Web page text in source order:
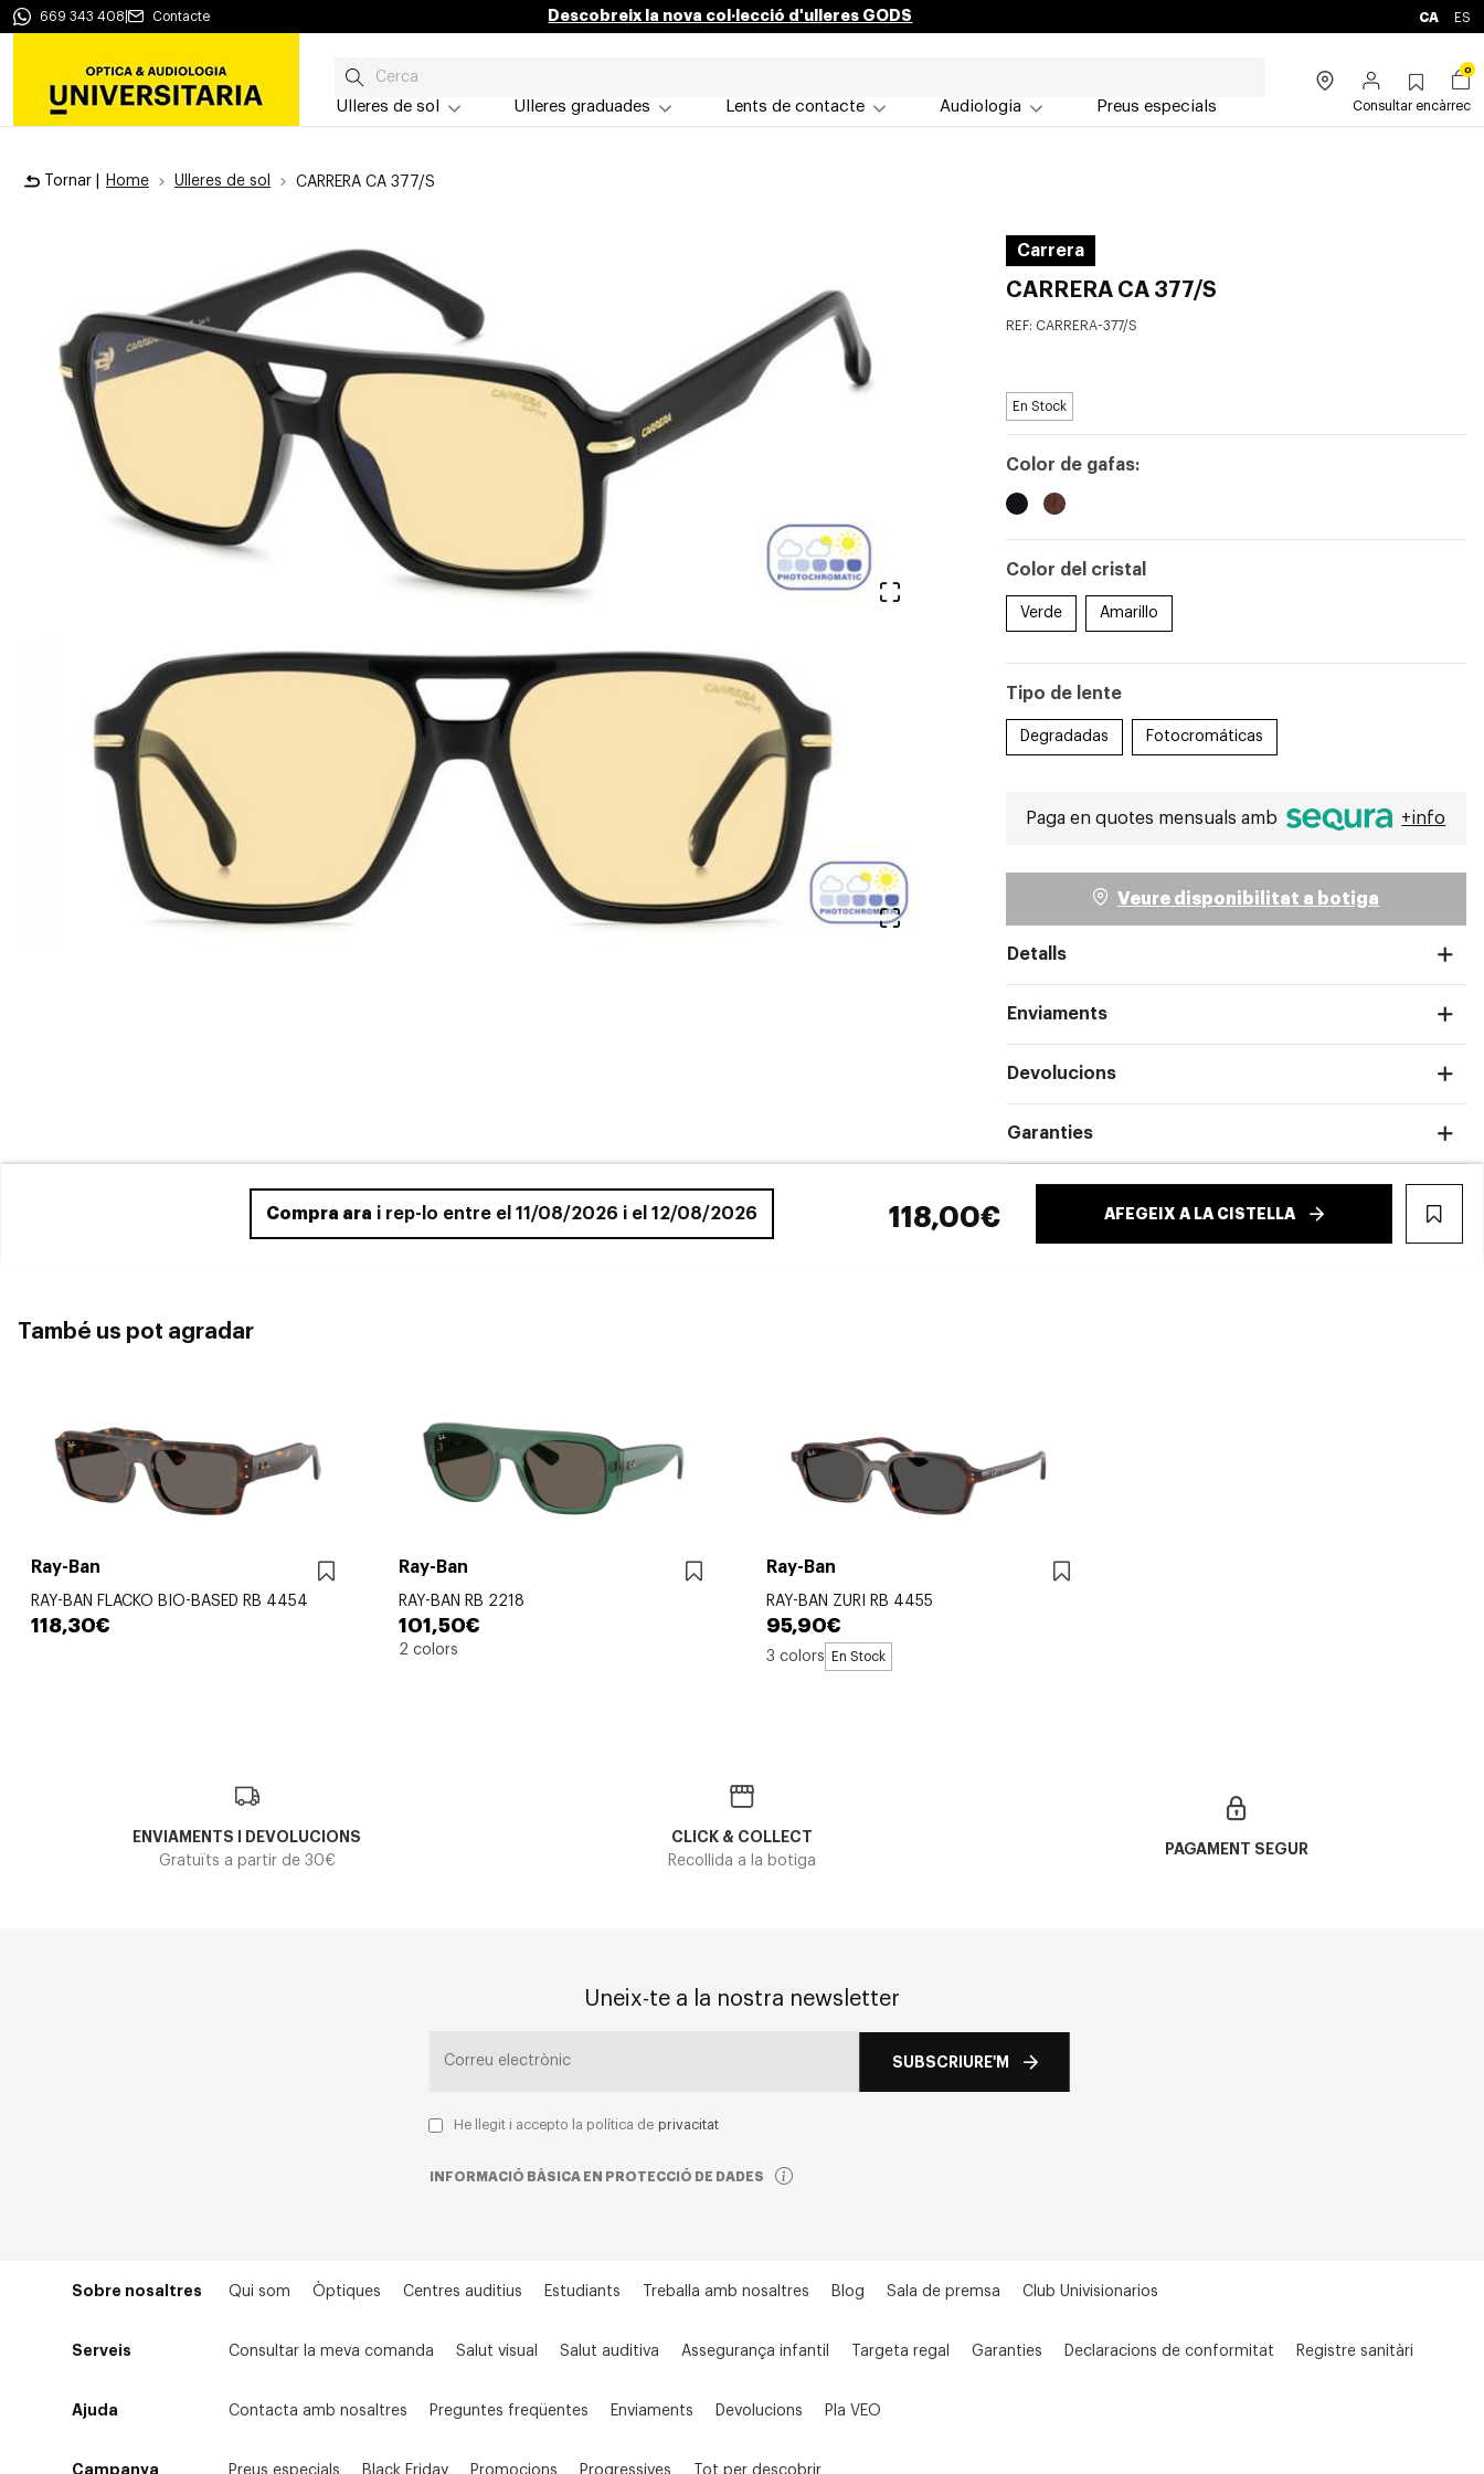
669 343 408 Contacte Descobreix la nova col·lecció d'ulleres GODS CA ES
Ulleres de sol Ulleres graduades Lents de contacte Audiologia Preus especials
0
Consultar encàrrec
Tornar | Home Ulleres de sol CARRERA CA 377/S
Veure en pantalla completa
Veure en pantalla completa
Carrera
CARRERA CA 377/S
REF: CARRERA-377/S
En Stock
Color de gafas:
Color del cristal
Verde Amarillo
Tipo de lente
Degradadas Fotocromáticas
Paga en quotes mensuals amb +info
Veure disponibilitat a botiga
Detalls
Enviaments
Devolucions
Garanties
Compra ara i rep-lo entre el 11/08/2026 i el 12/08/2026 118,00€ AFEGEIX A LA CISTELLA
També us pot agradar
Ray-Ban
RAY-BAN FLACKO BIO-BASED RB 4454
118,30€
Ray-Ban
RAY-BAN RB 2218
101,50€
2 colors
Ray-Ban
RAY-BAN ZURI RB 4455
95,90€
3 colors En Stock
ENVIAMENTS I DEVOLUCIONS
Gratuïts a partir de 30€
CLICK & COLLECT
Recollida a la botiga
PAGAMENT SEGUR
Uneix-te a la nostra newsletter
SUBSCRIURE'M
He llegit i accepto la política de privacitat
INFORMACIÓ BÀSICA EN PROTECCIÓ DE DADES
Sobre nosaltres Qui som Òptiques Centres auditius Estudiants Treballa amb nosaltres Blog Sala de premsa Club Univisionarios
Serveis Consultar la meva comanda Salut visual Salut auditiva Assegurança infantil Targeta regal Garanties Declaracions de conformitat Registre sanitàri
Ajuda Contacta amb nosaltres Preguntes freqüentes Enviaments Devolucions Pla VEO
Campanya